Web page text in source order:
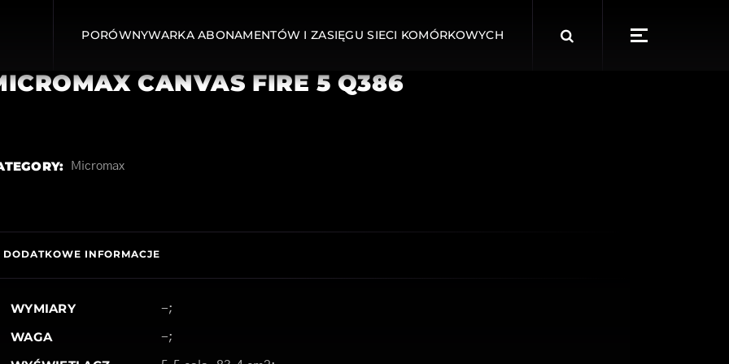
PORÓWNYWARKA ABONAMENTÓW I ZASIĘGU SIECI KOMÓRKOWYCH
for:
CANVAS FIRE 5 Q386
Micromax
DODATKOWE INFORMACJE
WYMIARY -;
WAGA -;